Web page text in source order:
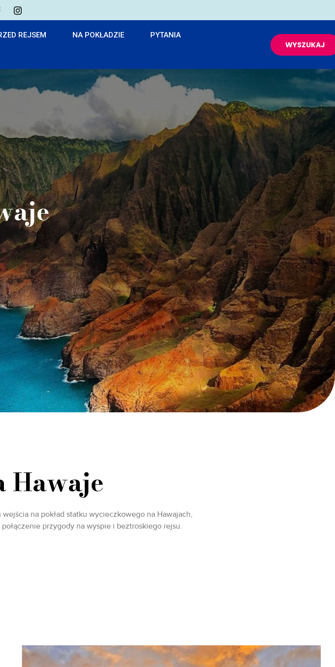
REJSEM NA POKŁADZIE PYTANIA
WYSZUKAJ
Hawaje
na pokład statku wycieczkowego na Hawajach,
przygody na wyspie i beztroskiego rejsu.